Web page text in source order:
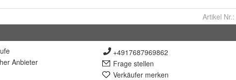
Artikel Nr.:
er Anbieter
+4917687969862
Frage stellen
Verkäufer merken